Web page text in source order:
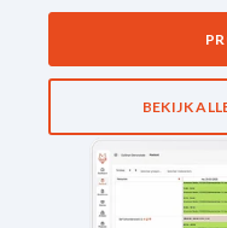
BEKIJK